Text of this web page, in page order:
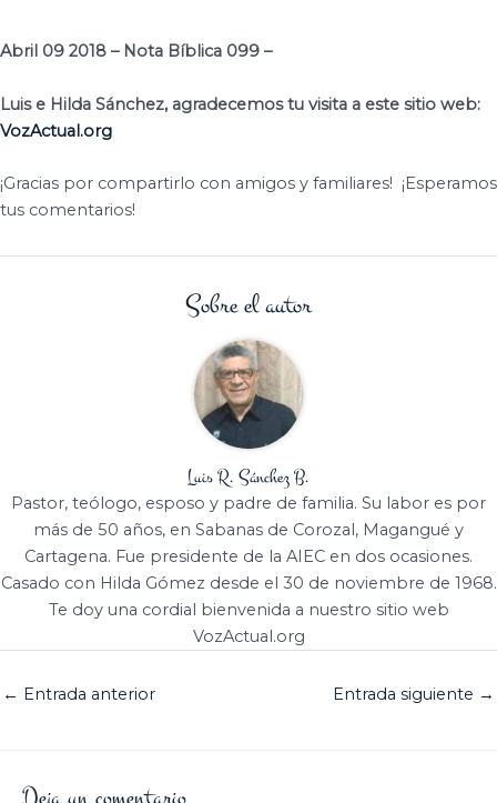
Abril 09 2018 – Nota Bíblica 099 –
Luis e Hilda Sánchez, agradecemos tu visita a este sitio web:
VozActual.org
¡Gracias por compartirlo con amigos y familiares! ¡Esperamos
tus comentarios!
Sobre el autor
Luis R. Sánchez B.
Pastor, teólogo, esposo y padre de familia. Su labor es por
más de 50 años, en Sabanas de Corozal, Magangué y
Cartagena. Fue presidente de la AIEC en dos ocasiones.
Casado con Hilda Gómez desde el 30 de noviembre de 1968.
Te doy una cordial bienvenida a nuestro sitio web
VozActual.org
← Entrada anterior Entrada siguiente →